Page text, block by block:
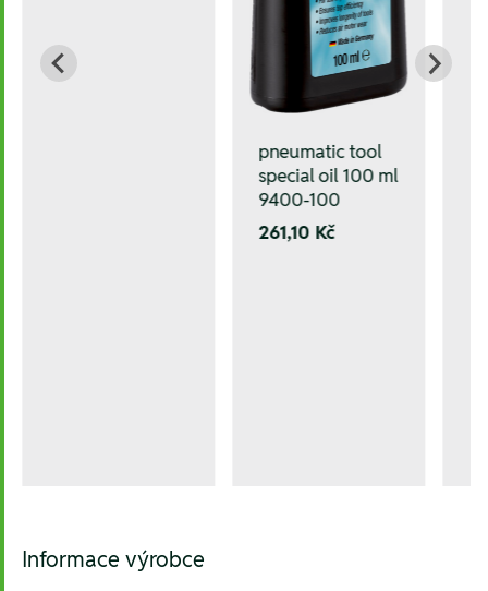
pneumatic tool
special oil 100 ml
9400-100
261,10 Kč
Informace výrobce